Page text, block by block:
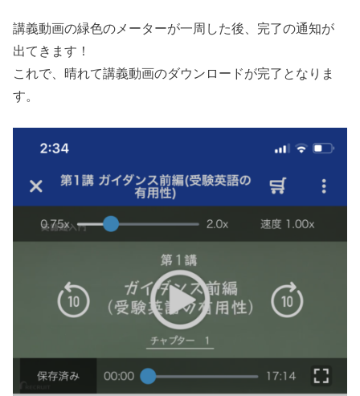
講義動画の緑色のメーターが一周した後、完了の通知が
出てきます！
これで、晴れて講義動画のダウンロードが完了となりま
す。